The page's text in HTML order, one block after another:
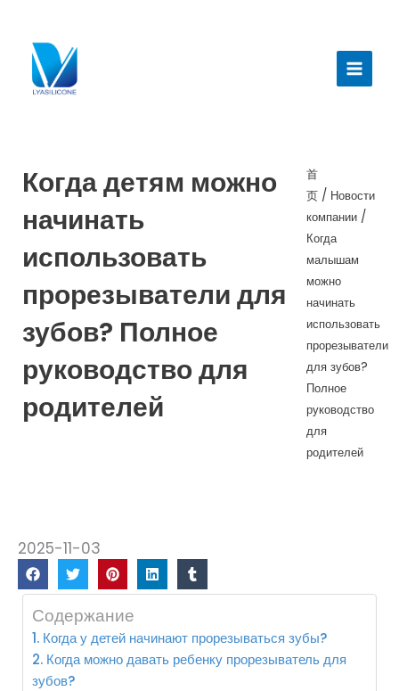
меню
Когда детям можно
начинать
использовать
прорезыватели для
зубов? Полное
руководство для
родителей
首
页/ Новости
компании/
Когда
малышам
можно
начинать
использовать
прорезыватели
для зубов?
Полное
руководство
для
родителей
2025-11-03
Содержание
1. Когда у детей начинают прорезываться зубы?
2. Когда можно давать ребенку прорезыватель для
зубов?